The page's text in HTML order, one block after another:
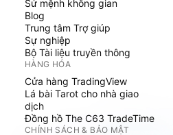
Sứ mệnh không gian
Blog
Trung tâm Trợ giúp
Sự nghiệp
Bộ Tài liệu truyền thông
HÀNG HÓA
Cửa hàng TradingView
Lá bài Tarot cho nhà giao
dịch
Đồng hồ The C63 TradeTime
CHÍNH SÁCH & BẢO MẬT